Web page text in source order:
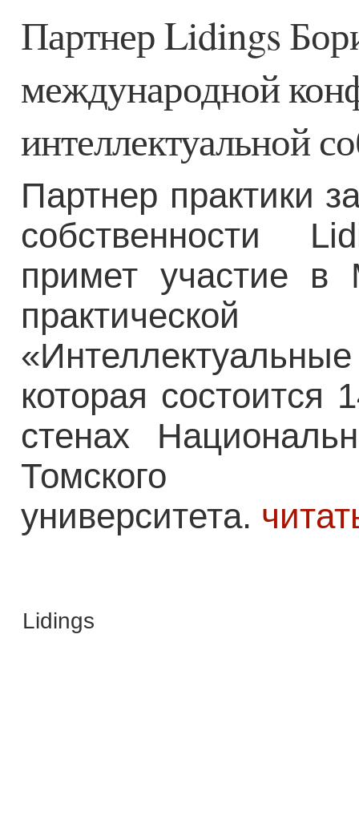
Партнер Lidings
международной
интеллектуальной
Партнер практики
собственности
примет участие в
которая состоится
стенах
Томского
университета.
Lidings